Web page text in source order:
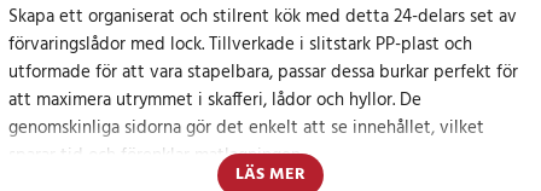
Skapa ett organiserat och stilrent kök med detta 24-delars set av
förvaringslådor med lock. Tillverkade i slitstark PP-plast och
utformade för att vara stapelbara, passar dessa burkar perfekt för
att maximera utrymmet i skafferi, lådor och hyllor. De
genomskinliga sidorna gör det enkelt att se innehållet, vilket
sparar tid och förenklar matlagningen.
LÄS MER